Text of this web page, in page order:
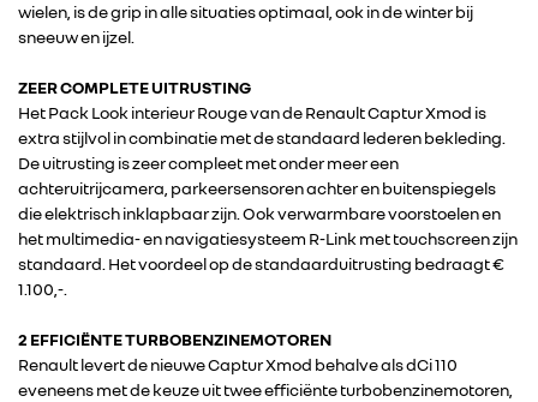
RENAULT GROUP
RENAULT
DACIA
ALLIANCE
wielen, is de grip in alle situaties optimaal, ook in de winter bij
sneeuw en ijzel.
ZEER COMPLETE UITRUSTING
Het Pack Look interieur Rouge van de Renault Captur Xmod is
extra stijlvol in combinatie met de standaard lederen bekleding.
De uitrusting is zeer compleet met onder meer een
achteruitrijcamera, parkeersensoren achter en buitenspiegels
die elektrisch inklapbaar zijn. Ook verwarmbare voorstoelen en
het multimedia- en navigatiesysteem R-Link met touchscreen zijn
standaard. Het voordeel op de standaarduitrusting bedraagt €
1.100,-.
2 EFFICIËNTE TURBOBENZINEMOTOREN
Renault levert de nieuwe Captur Xmod behalve als dCi 110
eveneens met de keuze uit twee efficiënte turbobenzinemotoren,